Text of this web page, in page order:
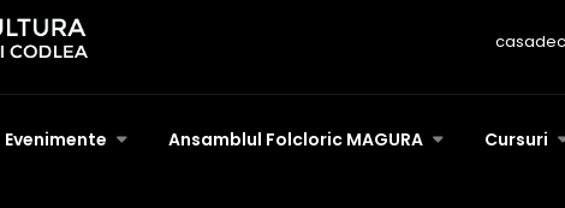
Evenimente Ansamblul Folcloric MAGURA Cursuri